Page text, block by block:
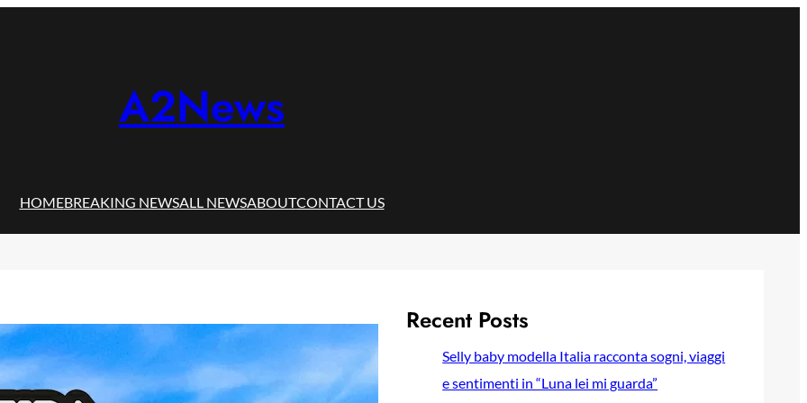
A2News
HOMEBREAKING NEWSALL NEWSABOUTCONTACT US
Recent Posts
Selly baby modella Italia racconta sogni, viaggi
e sentimenti in “Luna lei mi guarda”